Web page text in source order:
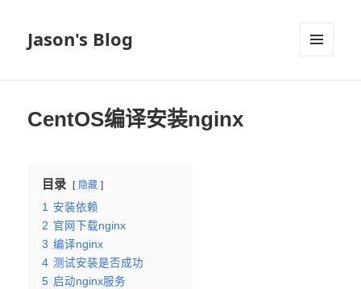
Jason's Blog
CentOS编译安装nginx
目录 隐藏
1 安装依赖
2 官网下载nginx
3 编译nginx
4 测试安装是否成功
5 启动nginx服务